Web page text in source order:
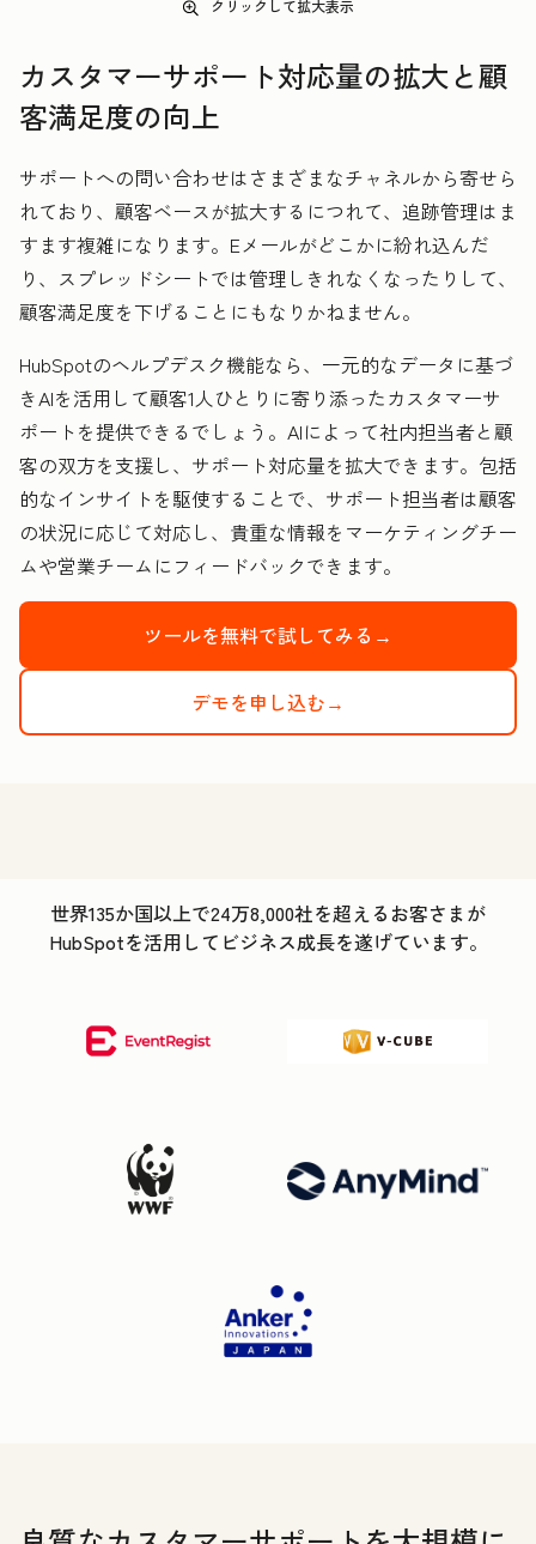
クリックして拡大表示
カスタマーサポート対応量の拡大と顧
客満足度の向上
サポートへの問い合わせはさまざまなチャネルから寄せら
れており、顧客ベースが拡大するにつれて、追跡管理はま
すます複雑になります。Eメールがどこかに紛れ込んだ
り、スプレッドシートでは管理しきれなくなったりして、
顧客満足度を下げることにもなりかねません。
HubSpotのヘルプデスク機能なら、一元的なデータに基づ
きAIを活用して顧客1人ひとりに寄り添ったカスタマーサ
ポートを提供できるでしょう。AIによって社内担当者と顧
客の双方を支援し、サポート対応量を拡大できます。包括
的なインサイトを駆使することで、サポート担当者は顧客
の状況に応じて対応し、貴重な情報をマーケティングチー
ムや営業チームにフィードバックできます。
ツールを無料で試してみる→
デモを申し込む→
世界135か国以上で24万8,000社を超えるお客さまが
HubSpotを活用してビジネス成長を遂げています。